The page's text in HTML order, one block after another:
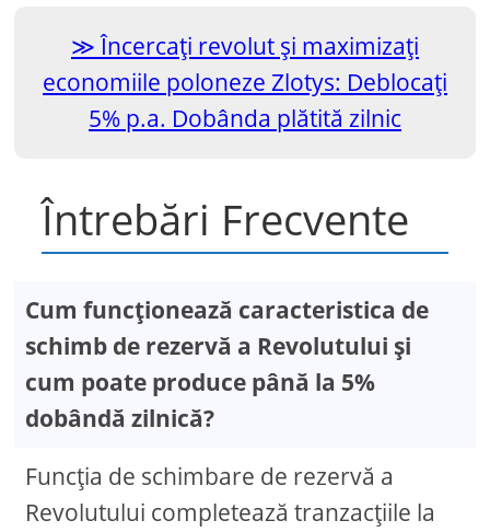
Încercați revolut și maximizați
economiile poloneze Zlotys: Deblocați
5% p.a. Dobânda plătită zilnic
Întrebări Frecvente
Cum funcționează caracteristica de
schimb de rezervă a Revolutului și
cum poate produce până la 5%
dobândă zilnică?
Funcția de schimbare de rezervă a
Revolutului completează tranzacțiile la